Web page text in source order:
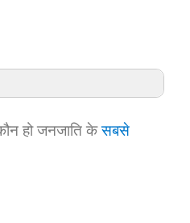
हो जनजाति केसबसे